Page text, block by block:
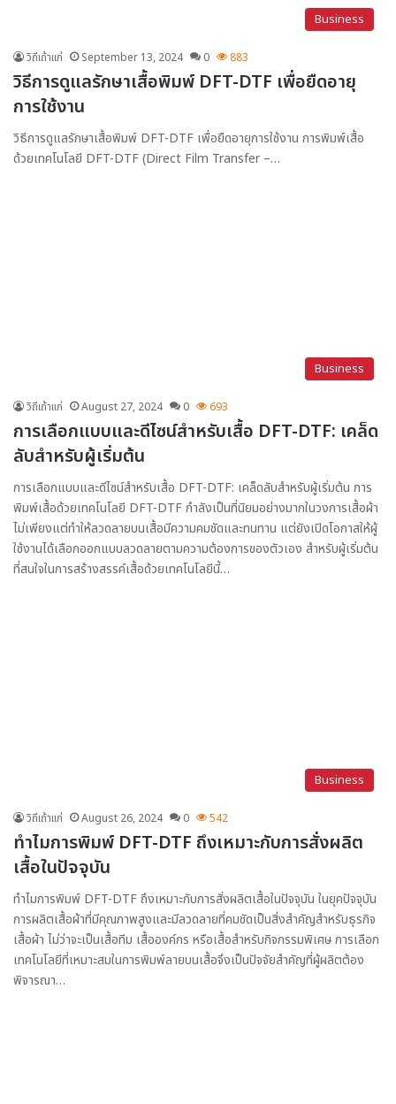
Business
วิถีเถ้าแก่ September 13, 2024 0 883
วิธีการดูแลรักษาเสื้อพิมพ์ DFT-DTF เพื่อยืดอายุ
การใช้งาน
วิธีการดูแลรักษาเสื้อพิมพ์ DFT-DTF เพื่อยืดอายุการใช้งาน การพิมพ์เสื้อ
ด้วยเทคโนโลยี DFT-DTF (Direct Film Transfer –…
Business
วิถีเถ้าแก่ August 27, 2024 0 693
การเลือกแบบและดีไซน์สำหรับเสื้อ DFT-DTF: เคล็ด
ลับสำหรับผู้เริ่มต้น
การเลือกแบบและดีไซน์สำหรับเสื้อ DFT-DTF: เคล็ดลับสำหรับผู้เริ่มต้น การ
พิมพ์เสื้อด้วยเทคโนโลยี DFT-DTF กำลังเป็นที่นิยมอย่างมากในวงการเสื้อผ้า
ไม่เพียงแต่ทำให้ลวดลายบนเสื้อมีความคมชัดและทนทาน แต่ยังเปิดโอกาสให้ผู้
ใช้งานได้เลือกออกแบบลวดลายตามความต้องการของตัวเอง สำหรับผู้เริ่มต้น
ที่สนใจในการสร้างสรรค์เสื้อด้วยเทคโนโลยีนี้…
Business
วิถีเถ้าแก่ August 26, 2024 0 542
ทำไมการพิมพ์ DFT-DTF ถึงเหมาะกับการสั่งผลิต
เสื้อในปัจจุบัน
ทำไมการพิมพ์ DFT-DTF ถึงเหมาะกับการสั่งผลิตเสื้อในปัจจุบัน ในยุคปัจจุบัน
การผลิตเสื้อผ้าที่มีคุณภาพสูงและมีลวดลายที่คมชัดเป็นสิ่งสำคัญสำหรับธุรกิจ
เสื้อผ้า ไม่ว่าจะเป็นเสื้อทีม เสื้อองค์กร หรือเสื้อสำหรับกิจกรรมพิเศษ การเลือก
เทคโนโลยีที่เหมาะสมในการพิมพ์ลายบนเสื้อจึงเป็นปัจจัยสำคัญที่ผู้ผลิตต้อง
พิจารณา…